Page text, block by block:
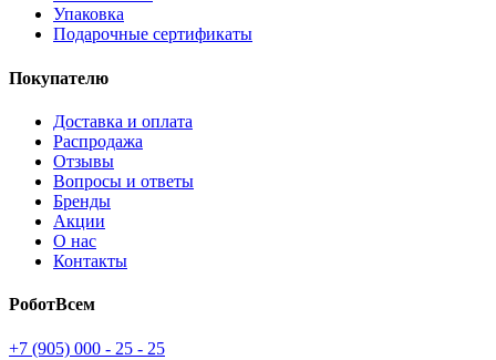
Упаковка
Подарочные сертификаты
Покупателю
Доставка и оплата
Распродажа
Отзывы
Вопросы и ответы
Бренды
Акции
О нас
Контакты
РоботВсем
+7 (905) 000 - 25 - 25